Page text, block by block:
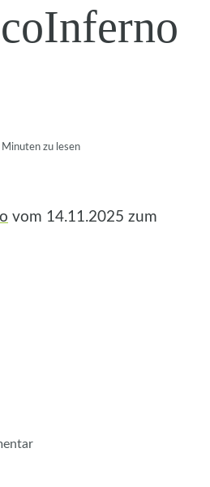
Minuten zu lesen
vom 14.11.2025 zum